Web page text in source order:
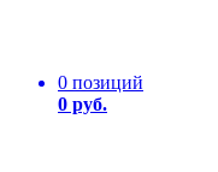
0 позиций
0 руб.